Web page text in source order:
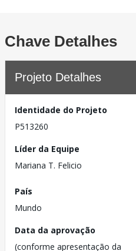
Chave Detalhes
Projeto Detalhes
Identidade do Projeto
P513260
Líder da Equipe
Mariana T. Felicio
País
Mundo
Data da aprovação
(conforme apresentação da